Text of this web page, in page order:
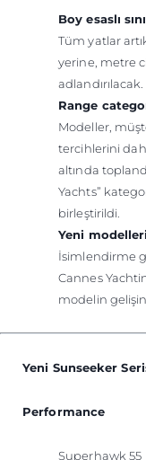
Boy esaslı
Tüm yatlar
yerine, metre
adlandırılacak.
Range
Modeller,
tercihlerini
altında
Yachts”
birleştirildi.
Yeni
İsimlendirme
Cannes
modelin
Yeni Sunseeker
Performance
Superhawk 55